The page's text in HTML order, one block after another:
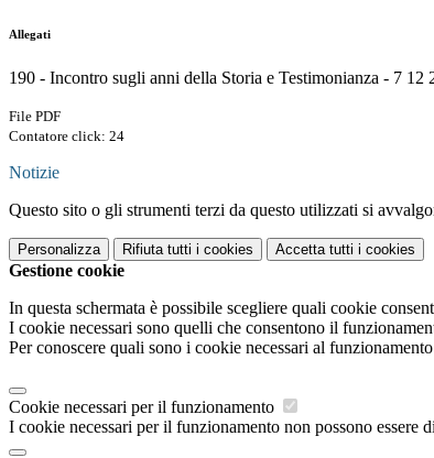
Allegati
190 - Incontro sugli anni della Storia e Testimonianza - 7 12
File PDF
Contatore click: 24
Notizie
Questo sito o gli strumenti terzi da questo utilizzati si
Personalizza Rifiuta tutti i cookies Accetta tutti i cookies
Gestione cookie
In questa schermata è possibile scegliere quali cookie
I cookie necessari sono quelli che consentono il
Per conoscere quali sono i cookie necessari al
Cookie necessari per il funzionamento
I cookie necessari per il funzionamento non possono